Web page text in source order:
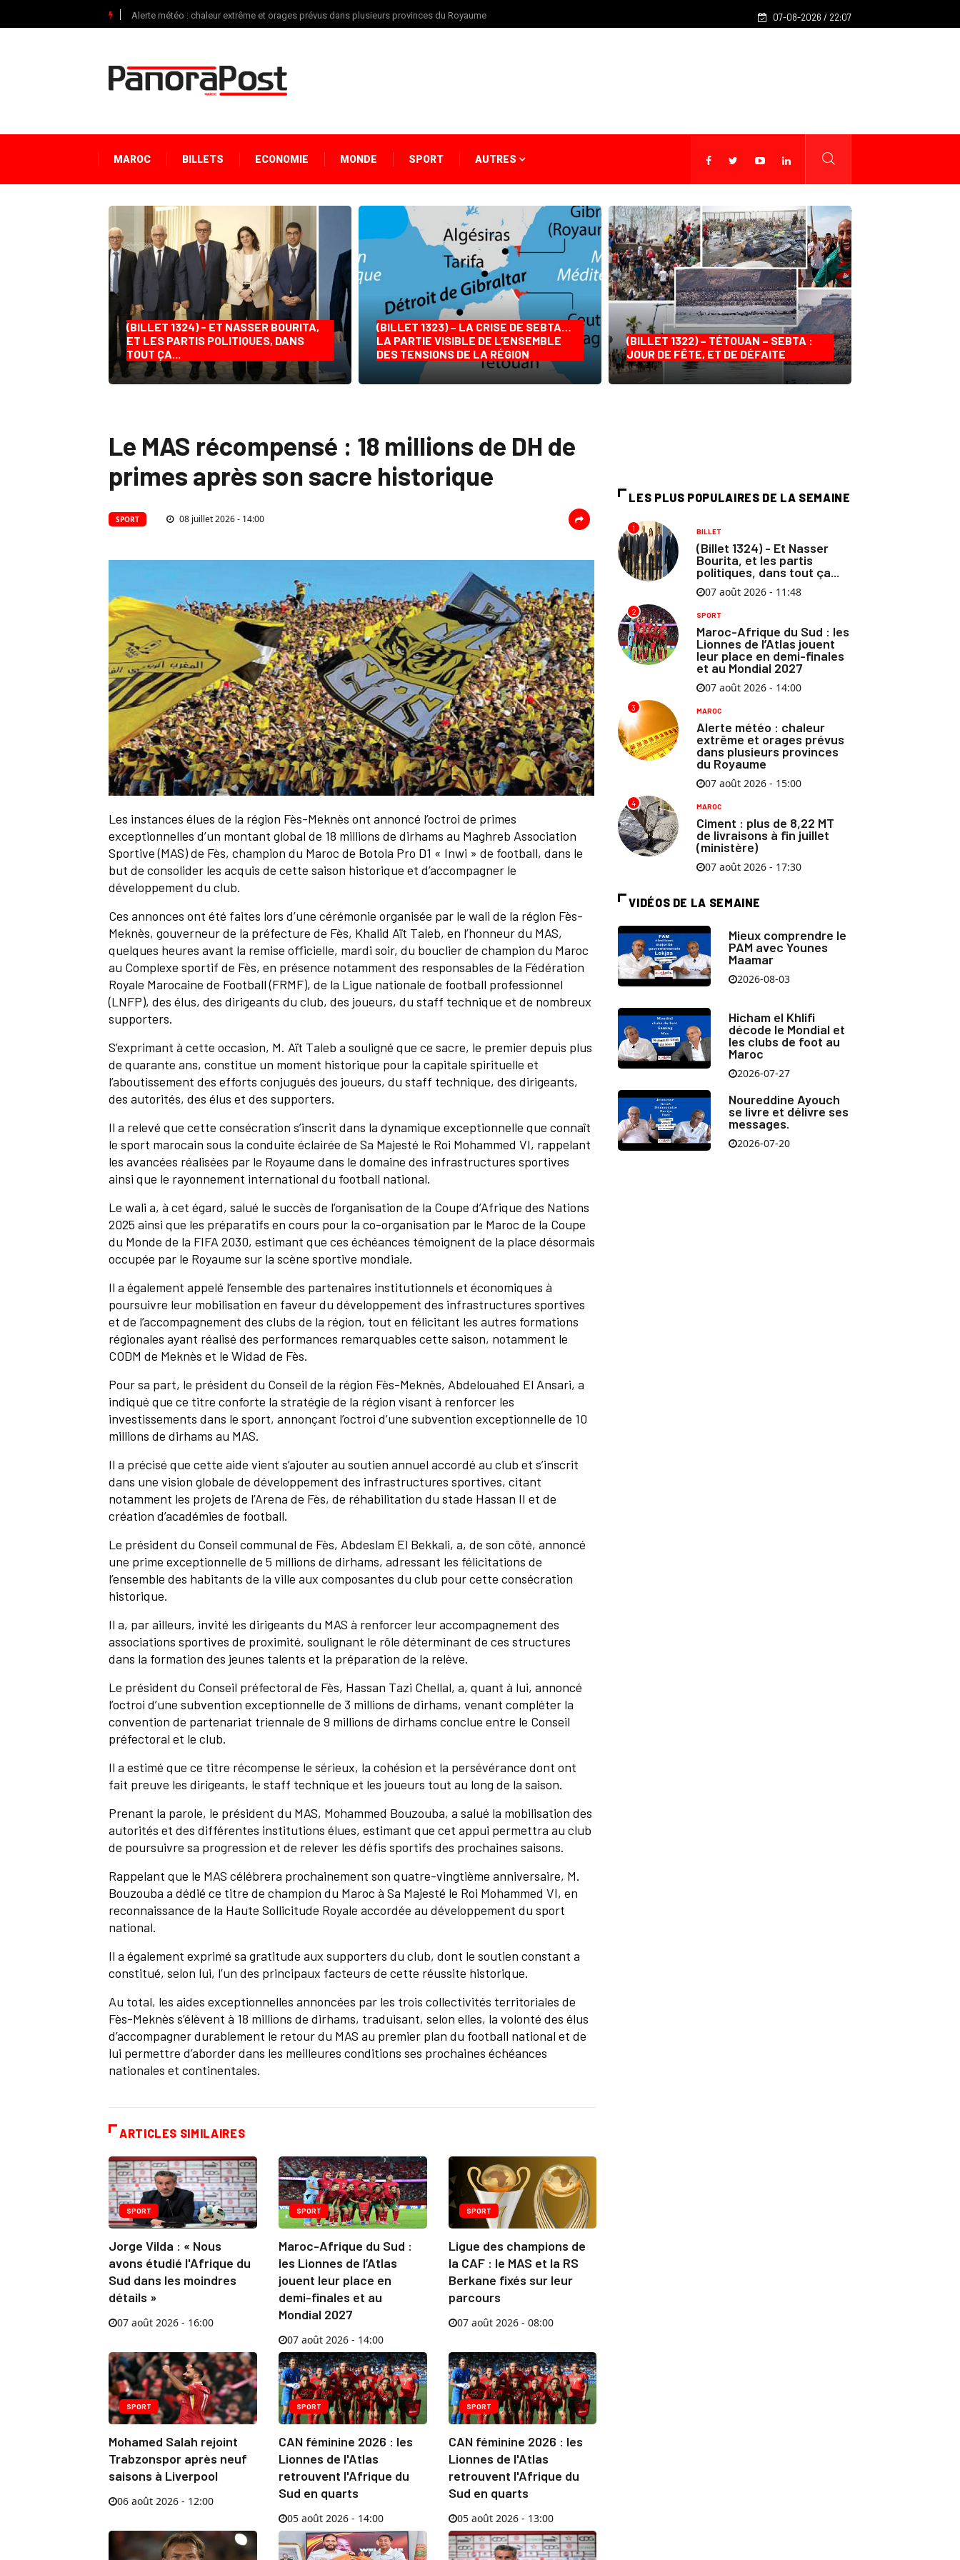
Alerte météo : chaleur extrême et orages prévus dans plusieurs provinces du Royaume (Billet 1324) - Et Nasser Bourita, et les partis politiques, dans
07-08-2026 / 22:07
MAROC BILLETS ECONOMIE MONDE SPORT AUTRES
(BILLET 1324) - ET NASSER BOURITA,
ET LES PARTIS POLITIQUES, DANS
TOUT ÇA...
(BILLET 1323) – LA CRISE DE SEBTA…
LA PARTIE VISIBLE DE L’ENSEMBLE
DES TENSIONS DE LA RÉGION
(BILLET 1322) – TÉTOUAN – SEBTA :
JOUR DE FÊTE, ET DE DÉFAITE
Le MAS récompensé : 18 millions de DH de
primes après son sacre historique
SPORT 08 juillet 2026 - 14:00
Les instances élues de la région Fès-Meknès ont annoncé l’octroi de primes
exceptionnelles d’un montant global de 18 millions de dirhams au Maghreb Association
Sportive (MAS) de Fès, champion du Maroc de Botola Pro D1 « Inwi » de football, dans le
but de consolider les acquis de cette saison historique et d’accompagner le
développement du club.
Ces annonces ont été faites lors d’une cérémonie organisée par le wali de la région Fès-
Meknès, gouverneur de la préfecture de Fès, Khalid Aït Taleb, en l’honneur du MAS,
quelques heures avant la remise officielle, mardi soir, du bouclier de champion du Maroc
au Complexe sportif de Fès, en présence notamment des responsables de la Fédération
Royale Marocaine de Football (FRMF), de la Ligue nationale de football professionnel
(LNFP), des élus, des dirigeants du club, des joueurs, du staff technique et de nombreux
supporters.
S’exprimant à cette occasion, M. Aït Taleb a souligné que ce sacre, le premier depuis plus
de quarante ans, constitue un moment historique pour la capitale spirituelle et
l’aboutissement des efforts conjugués des joueurs, du staff technique, des dirigeants,
des autorités, des élus et des supporters.
Il a relevé que cette consécration s’inscrit dans la dynamique exceptionnelle que connaît
le sport marocain sous la conduite éclairée de Sa Majesté le Roi Mohammed VI, rappelant
les avancées réalisées par le Royaume dans le domaine des infrastructures sportives
ainsi que le rayonnement international du football national.
Le wali a, à cet égard, salué le succès de l’organisation de la Coupe d’Afrique des Nations
2025 ainsi que les préparatifs en cours pour la co-organisation par le Maroc de la Coupe
du Monde de la FIFA 2030, estimant que ces échéances témoignent de la place désormais
occupée par le Royaume sur la scène sportive mondiale.
Il a également appelé l’ensemble des partenaires institutionnels et économiques à
poursuivre leur mobilisation en faveur du développement des infrastructures sportives
et de l’accompagnement des clubs de la région, tout en félicitant les autres formations
régionales ayant réalisé des performances remarquables cette saison, notamment le
CODM de Meknès et le Widad de Fès.
Pour sa part, le président du Conseil de la région Fès-Meknès, Abdelouahed El Ansari, a
indiqué que ce titre conforte la stratégie de la région visant à renforcer les
investissements dans le sport, annonçant l’octroi d’une subvention exceptionnelle de 10
millions de dirhams au MAS.
Il a précisé que cette aide vient s’ajouter au soutien annuel accordé au club et s’inscrit
dans une vision globale de développement des infrastructures sportives, citant
notamment les projets de l’Arena de Fès, de réhabilitation du stade Hassan II et de
création d’académies de football.
Le président du Conseil communal de Fès, Abdeslam El Bekkali, a, de son côté, annoncé
une prime exceptionnelle de 5 millions de dirhams, adressant les félicitations de
l’ensemble des habitants de la ville aux composantes du club pour cette consécration
historique.
Il a, par ailleurs, invité les dirigeants du MAS à renforcer leur accompagnement des
associations sportives de proximité, soulignant le rôle déterminant de ces structures
dans la formation des jeunes talents et la préparation de la relève.
Le président du Conseil préfectoral de Fès, Hassan Tazi Chellal, a, quant à lui, annoncé
l’octroi d’une subvention exceptionnelle de 3 millions de dirhams, venant compléter la
convention de partenariat triennale de 9 millions de dirhams conclue entre le Conseil
préfectoral et le club.
Il a estimé que ce titre récompense le sérieux, la cohésion et la persévérance dont ont
fait preuve les dirigeants, le staff technique et les joueurs tout au long de la saison.
Prenant la parole, le président du MAS, Mohammed Bouzouba, a salué la mobilisation des
autorités et des différentes institutions élues, estimant que cet appui permettra au club
de poursuivre sa progression et de relever les défis sportifs des prochaines saisons.
Rappelant que le MAS célébrera prochainement son quatre-vingtième anniversaire, M.
Bouzouba a dédié ce titre de champion du Maroc à Sa Majesté le Roi Mohammed VI, en
reconnaissance de la Haute Sollicitude Royale accordée au développement du sport
national.
Il a également exprimé sa gratitude aux supporters du club, dont le soutien constant a
constitué, selon lui, l’un des principaux facteurs de cette réussite historique.
Au total, les aides exceptionnelles annoncées par les trois collectivités territoriales de
Fès-Meknès s’élèvent à 18 millions de dirhams, traduisant, selon elles, la volonté des élus
d’accompagner durablement le retour du MAS au premier plan du football national et de
lui permettre d’aborder dans les meilleures conditions ses prochaines échéances
nationales et continentales.
ARTICLES SIMILAIRES
SPORT
Jorge Vilda : « Nous
avons étudié l'Afrique du
Sud dans les moindres
détails »
07 août 2026 - 16:00
SPORT
Maroc-Afrique du Sud :
les Lionnes de l’Atlas
jouent leur place en
demi-finales et au
Mondial 2027
07 août 2026 - 14:00
SPORT
Ligue des champions de
la CAF : le MAS et la RS
Berkane fixés sur leur
parcours
07 août 2026 - 08:00
SPORT
Mohamed Salah rejoint
Trabzonspor après neuf
saisons à Liverpool
06 août 2026 - 12:00
SPORT
CAN féminine 2026 : les
Lionnes de l'Atlas
retrouvent l'Afrique du
Sud en quarts
05 août 2026 - 14:00
SPORT
CAN féminine 2026 : les
Lionnes de l'Atlas
retrouvent l'Afrique du
Sud en quarts
05 août 2026 - 13:00
LES PLUS POPULAIRES DE LA SEMAINE
1 BILLET
(Billet 1324) - Et Nasser
Bourita, et les partis
politiques, dans tout ça...
07 août 2026 - 11:48
2 SPORT
Maroc-Afrique du Sud : les
Lionnes de l’Atlas jouent
leur place en demi-finales
et au Mondial 2027
07 août 2026 - 14:00
3 MAROC
Alerte météo : chaleur
extrême et orages prévus
dans plusieurs provinces
du Royaume
07 août 2026 - 15:00
4 MAROC
Ciment : plus de 8,22 MT
de livraisons à fin juillet
(ministère)
07 août 2026 - 17:30
VIDÉOS DE LA SEMAINE
Mieux comprendre le
PAM avec Younes
Maamar
2026-08-03
Hicham el Khlifi
décode le Mondial et
les clubs de foot au
Maroc
2026-07-27
Noureddine Ayouch
se livre et délivre ses
messages.
2026-07-20